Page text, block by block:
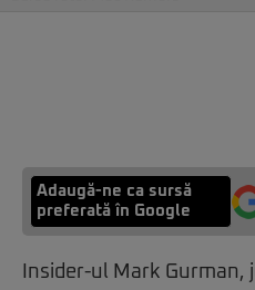
Adaugă-ne ca sursă
preferată în Google
Insider-ul Mark